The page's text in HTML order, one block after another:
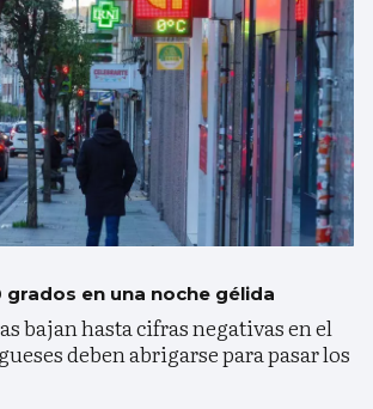
en una noche gélida
bajan hasta cifras negativas en el
deben abrigarse para pasar los